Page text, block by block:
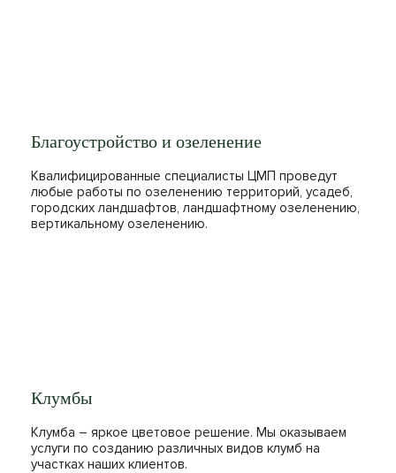
Благоустройство и озеленение
Квалифицированные специалисты ЦМП проведут
любые работы по озеленению территорий, усадеб,
городских ландшафтов, ландшафтному озеленению,
вертикальному озеленению.
Клумбы
Клумба – яркое цветовое решение. Мы оказываем
услуги по созданию различных видов клумб на
участках наших клиентов.